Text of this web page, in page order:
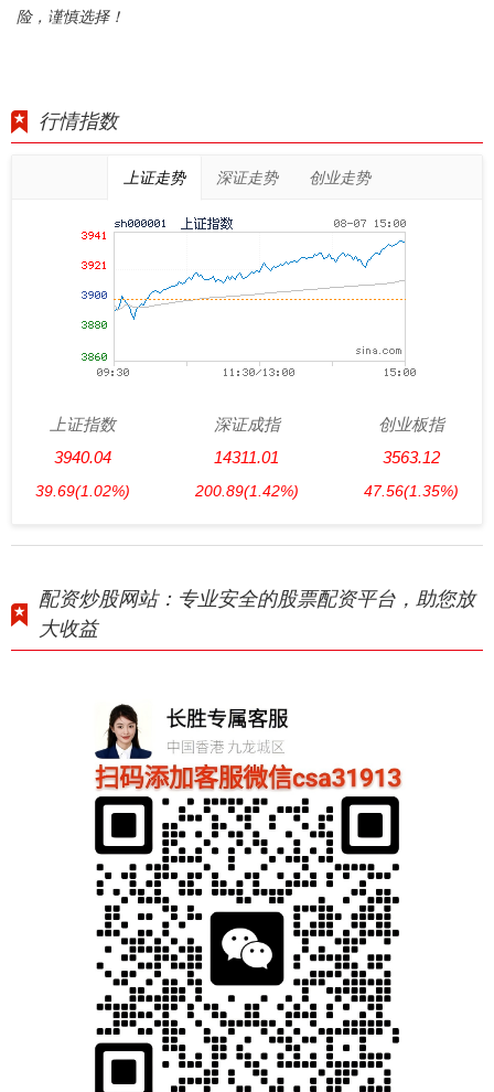
险，谨慎选择！
行情指数
上证走势 深证走势 创业走势
上证指数
3940.04
39.69(1.02%)
深证成指
14311.01
200.89(1.42%)
创业板指
3563.12
47.56(1.35%)
配资炒股网站：专业安全的股票配资平台，助您放
大收益